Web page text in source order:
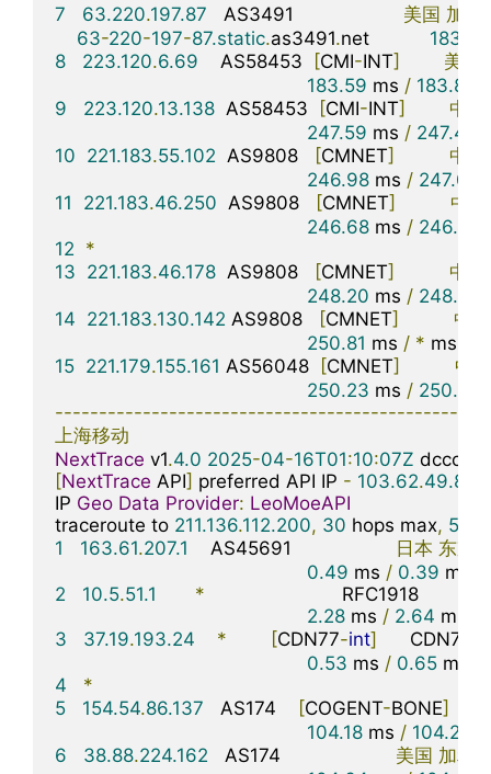
7
63.220.197.87
   AS3491
美国 加利
63-220-197-87.static.as3491.net 183.91
8
223.120.6.69
    AS58453
[CMI-INT] 美国
183.59 ms / 183.87
9
223.120.13.138
  AS58453
[CMI-INT]
中国
247.59 ms / 247.49
10 221.183.55.102
  AS9808
[CMNET]
中国
246.98 ms / 247.03
11
221.183.46.250
  AS9808
[CMNET]
中国
246.68 ms / 246.89
12 *
13 221.183.46.178
  AS9808
[CMNET]
中国
248.20 ms / 248.04
14 221.183.130.142 AS9808 [CMNET]
中国
250.81 ms / * ms
15 221.179.155.161 AS56048 [CMNET]
中国
250.23 ms / 250.18
上海移动
NextTrace v1.4.0 2025-04-16T01:10:07Z
[NextTrace API] preferred API IP - 103.62.49.83
IP Geo Data Provider: LeoMoeAPI
traceroute to 211.136.112.200, 30 hops max, 52
1
163.61.207.1
    AS45691
日本 东京
0.49 ms / 0.39 ms
2
10.5.51.1 *
                         RFC1918
2.28 ms / 2.64 ms
3
37.19.193.24 * [CDN77-int]
      CDN77
0.53 ms / 0.65 ms
4
*
5
154.54.86.137
   AS174
[COGENT-BONE]
104.18 ms / 104.21
6
38.88.224.162
   AS174
美国 加利